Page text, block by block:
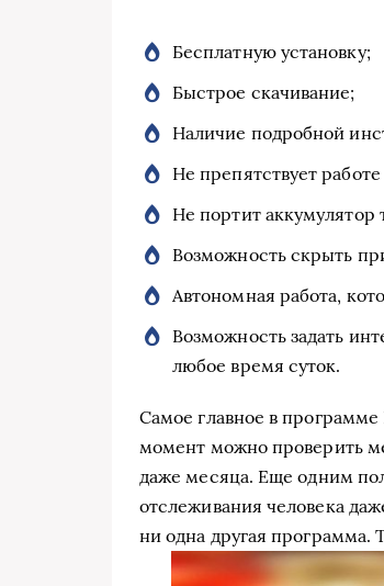
Бесплатную установку;
Быстрое скачивание;
Наличие подробной
Не препятствует
Не портит аккумулятор
Возможность скрыть
Автономная работа,
Возможность задать
любое время суток.
Самое главное в
момент можно проверить
даже месяца. Еще одним
отслеживания человека
ни одна другая программа.